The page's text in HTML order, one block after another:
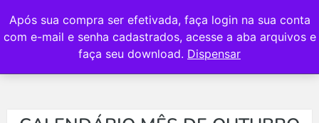
Após sua compra ser efetivada, faça login na sua conta
com e-mail e senha cadastrados, acesse a aba arquivos e
faça seu download. Dispensar